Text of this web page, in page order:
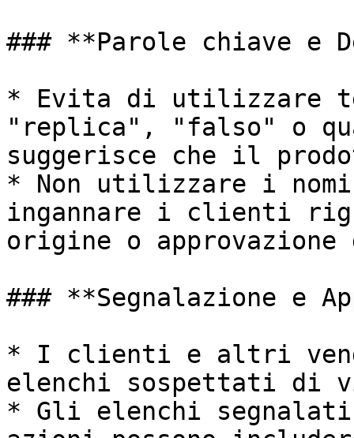
### **Parole chiave e
* Evita di utilizzare
"replica", "falso" o
suggerisce che il
* Non utilizzare i nomi
ingannare i clienti
origine o
### **Segnalazione e
* I clienti e altri
elenchi sospettati di
* Gli elenchi segnalati